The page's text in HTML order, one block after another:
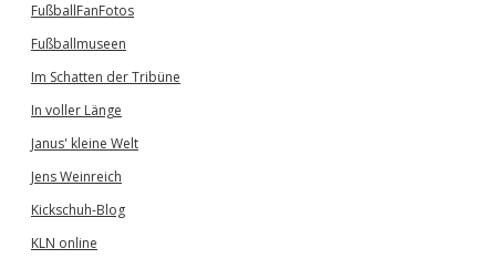
FußballFanFotos
Fußballmuseen
Im Schatten der Tribüne
In voller Länge
Janus' kleine Welt
Jens Weinreich
Kickschuh-Blog
KLN online